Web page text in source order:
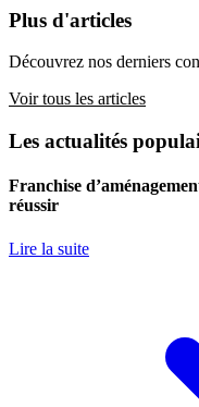
Plus d'articles
Découvrez nos derniers
Voir tous les articles
Les actualités
Franchise
réussir
Lire la suite